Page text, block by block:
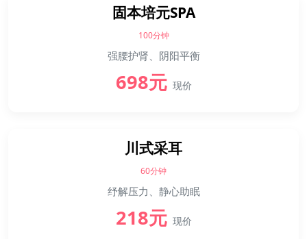
固本培元SPA
100分钟
强腰护肾、阴阳平衡
698元 现价
川式采耳
60分钟
纾解压力、静心助眠
218元 现价